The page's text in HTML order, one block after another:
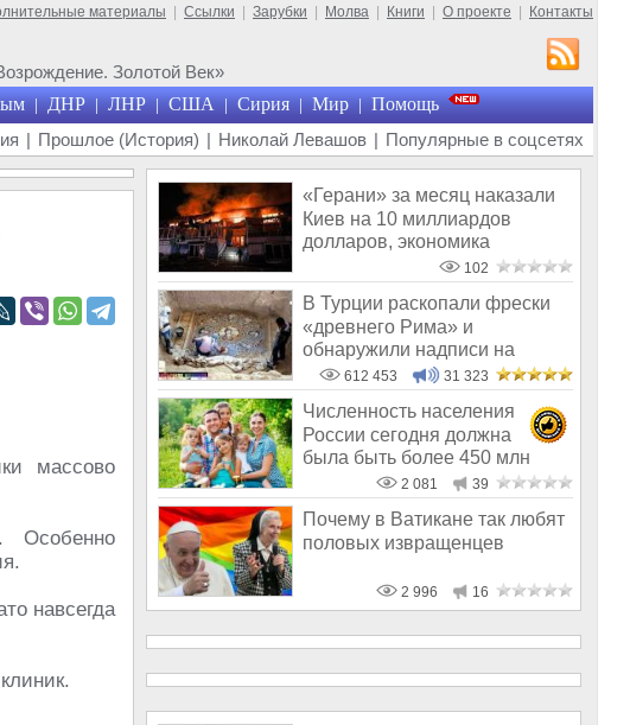
материалы Ссылки Зарубки Молва Книги О проекте Контакты
Золотой Век»
| ДНР | ЛНР | США | Сирия | Мир | Помощь
| Прошлое (История) | Николай Левашов | Популярные в соцсетях
массово
Особенно
навсегда
«Герани» за месяц наказали
Киев на 10 миллиардов
долларов, экономика
Украины обнуля
102
В Турции раскопали фрески
«древнего Рима» и
обнаружили надписи на
Русском!
612 453 31 323
Численность населения
России сегодня должна
была быть более 450 млн
2 081 39
Почему в Ватикане так любят
половых извращенцев
2 996 16